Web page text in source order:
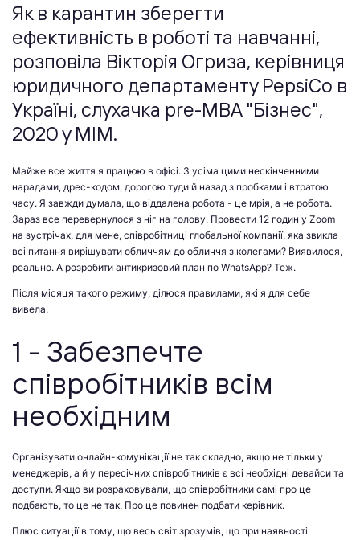
Як в карантин зберегти
ефективність в роботі та навчанні,
розповіла Вікторія Огриза, керівниця
юридичного департаменту PepsiCo в
Україні, слухачка pre-MBA "Бізнес",
2020 у МІМ.
Майже все життя я працюю в офісі. З усіма цими нескінченними
нарадами, дрес-кодом, дорогою туди й назад з пробками і втратою
часу. Я завжди думала, що віддалена робота - це мрія, а не робота.
Зараз все перевернулося з ніг на голову. Провести 12 годин у Zoom
на зустрічах, для мене, співробітниці глобальної компанії, яка звикла
всі питання вирішувати обличчям до обличчя з колегами? Виявилося,
реально. А розробити антикризовий план по WhatsApp? Теж.
Після місяця такого режиму, ділюся правилами, які я для себе
вивела.
1 - Забезпечте
співробітників всім
необхідним
Організувати онлайн-комунікації не так складно, якщо не тільки у
менеджерів, а й у пересічних співробітників є всі необхідні девайси та
доступи. Якщо ви розраховували, що співробітники самі про це
подбають, то це не так. Про це повинен подбати керівник.
Плюс ситуації в тому, що весь світ зрозумів, що при наявності